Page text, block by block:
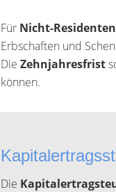
Für Nicht-Residenten
Erbschaften und
Die Zehnjahresfrist
können.
Die